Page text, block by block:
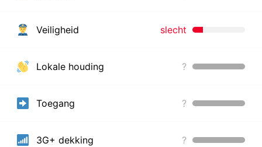
Veiligheid slecht
Lokale houding ?
Toegang ?
3G+ dekking ?